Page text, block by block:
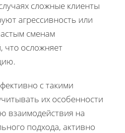
сложные клиенты
агрессивность или
сменам
что осложняет
с такими
их особенности
взаимодействия на
подхода, активно